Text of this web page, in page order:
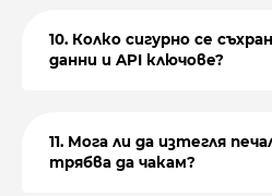
10. Колко сигурно се
данни и API ключове?
11. Мога ли да изтегля
трябва да чакам?